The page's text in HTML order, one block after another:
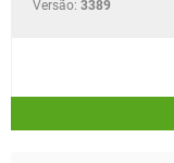
Versão: 3389